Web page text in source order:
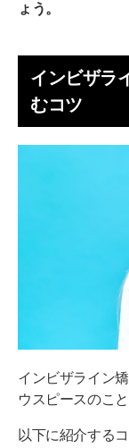
ょう。
インビザラ
むコツ
インビザライン
ウスピースのこ
以下に紹介する